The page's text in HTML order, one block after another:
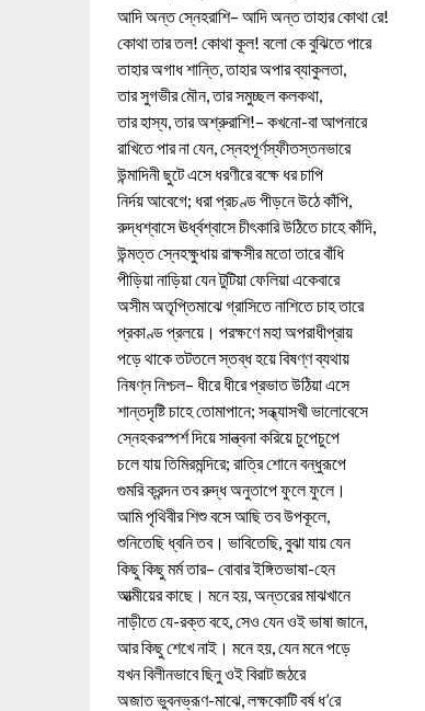
আদি অন্ত স্নেহরাশি– আদি অন্ত তাহার কোথা রে!
কোথা তার তল! কোথা কূল! বলো কে বুঝিতে পারে
তাহার অগাধ শান্তি, তাহার অপার ব্যাকুলতা,
তার সুগভীর মৌন, তার সমুচ্ছল কলকথা,
তার হাস্য, তার অশ্রুরাশি!– কখনো-বা আপনারে
রাখিতে পার না যেন, স্নেহপূর্ণস্ফীতস্তনভারে
উন্মাদিনী ছুটে এসে ধরণীরে বক্ষে ধর চাপি
নির্দয় আবেগে; ধরা প্রচণ্ড পীড়নে উঠে কাঁপি,
রুদ্ধশ্বাসে ঊর্ধ্বশ্বাসে চীৎকারি উঠিতে চাহে কাঁদি,
উন্মত্ত স্নেহক্ষুধায় রাক্ষসীর মতো তারে বাঁধি
পীড়িয়া নাড়িয়া যেন টুটিয়া ফেলিয়া একেবারে
অসীম অতৃপ্তিমাঝে গ্রাসিতে নাশিতে চাহ তারে
প্রকাণ্ড প্রলয়ে। পরক্ষণে মহা অপরাধীপ্রায়
পড়ে থাকে তটতলে স্তব্ধ হয়ে বিষণ্ণ ব্যথায়
নিষণ্ন নিশ্চল– ধীরে ধীরে প্রভাত উঠিয়া এসে
শান্তদৃষ্টি চাহে তোমাপানে; সন্ধ্যাসখী ভালোবেসে
স্নেহকরস্পর্শ দিয়ে সান্ত্বনা করিয়ে চুপেচুপে
চলে যায় তিমিরমন্দিরে; রাত্রি শোনে বন্ধুরূপে
গুমরি ক্রন্দন তব রুদ্ধ অনুতাপে ফুলে ফুলে।
আমি পৃথিবীর শিশু বসে আছি তব উপকূলে,
শুনিতেছি ধ্বনি তব। ভাবিতেছি, বুঝা যায় যেন
কিছু কিছু মর্ম তার– বোবার ইঙ্গিতভাষা-হেন
আত্মীয়ের কাছে। মনে হয়, অন্তরের মাঝখানে
নাড়ীতে যে-রক্ত বহে, সেও যেন ওই ভাষা জানে,
আর কিছু শেখে নাই। মনে হয়, যেন মনে পড়ে
যখন বিলীনভাবে ছিনু ওই বিরাট জঠরে
অজাত ভুবনভ্রূণ-মাঝে, লক্ষকোটি বর্ষ ধ’রে